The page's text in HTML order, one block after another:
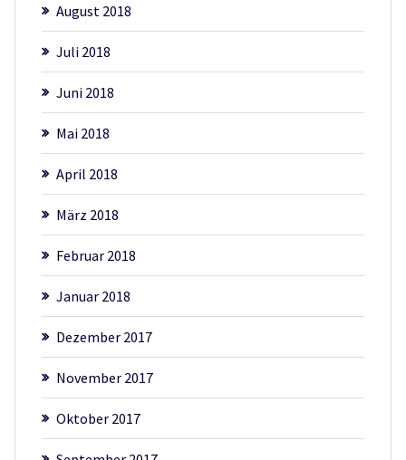
August 2018
Juli 2018
Juni 2018
Mai 2018
April 2018
März 2018
Februar 2018
Januar 2018
Dezember 2017
November 2017
Oktober 2017